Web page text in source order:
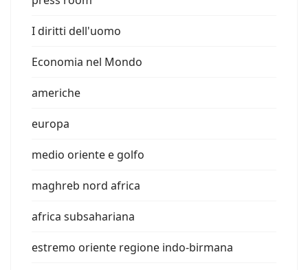
I diritti dell'uomo
Economia nel Mondo
americhe
europa
medio oriente e golfo
maghreb nord africa
africa subsahariana
estremo oriente regione indo-birmana